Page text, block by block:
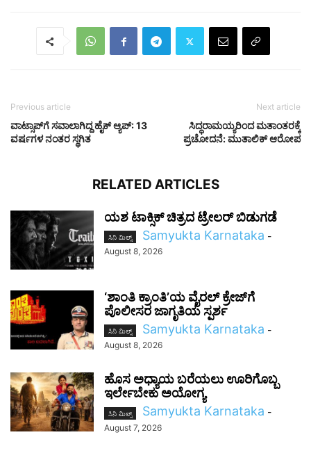
Previous article
ವಾಟ್ಸಾಪ್‌ಗೆ ಸವಾಲಾಗಿದ್ದ ಹೈಕ್ ಆ್ಯಪ್: 13
ವರ್ಷಗಳ ನಂತರ ಸ್ಥಗಿತ
Next article
ಸಿದ್ಧರಾಮಯ್ಯರಿಂದ ಮತಾಂತರಕ್ಕೆ
ಪ್ರಚೋದನೆ: ಮುತಾಲಿಕ್ ಆರೋಪ
RELATED ARTICLES
ಯಶ ಟಾಕ್ಸಿಕ್ ಚಿತ್ರದ ಟ್ರೇಲರ್ ಬಿಡುಗಡೆ
ಸಿನಿ ಮಿಲ್ಸ್ Samyukta Karnataka -
August 8, 2026
‘ಶಾಂತಿ ಕ್ರಾಂತಿ’ಯ ವೈರಲ್ ಕ್ರೇಜ್‌ಗೆ
ಪೊಲೀಸರ ಜಾಗೃತಿಯ ಸ್ಪರ್ಶ
ಸಿನಿ ಮಿಲ್ಸ್ Samyukta Karnataka -
August 8, 2026
ಹೊಸ ಅಧ್ಯಾಯ ಬರೆಯಲು ಊರಿಗೊಬ್ಬ
ಇರ್ಲೇಬೇಕು ಅಯೋಗ್ಯ
ಸಿನಿ ಮಿಲ್ಸ್ Samyukta Karnataka -
August 7, 2026